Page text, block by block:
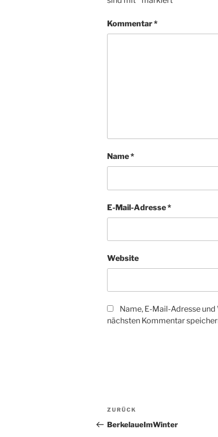
Kommentar*
Name*
E-Mail-Adresse*
Website
Name, E-Mail-Adresse
nächsten Kommentar
Beitragsnavigation
Vorheriger
Beitrag
ZURÜCK
BerkelaueImWinter